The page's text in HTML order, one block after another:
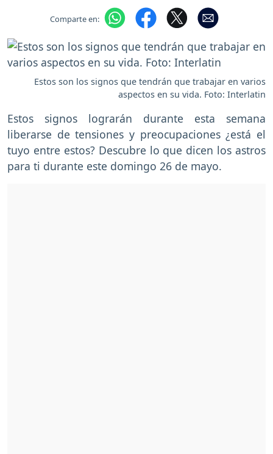
Comparte en:
Estos son los signos que tendrán que trabajar en varios
aspectos en su vida. Foto: Interlatin
Estos signos lograrán durante esta semana
liberarse de tensiones y preocupaciones ¿está el
tuyo entre estos? Descubre lo que dicen los astros
para ti durante este domingo 26 de mayo.